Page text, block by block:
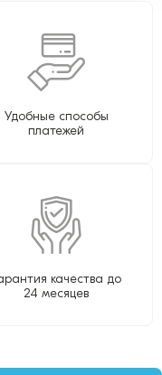
Удобные способы
платежей
качества до
24 месяцев